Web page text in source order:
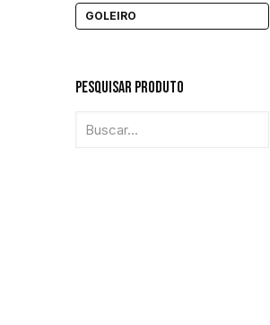
GOLEIRO
Pesquisar Produto